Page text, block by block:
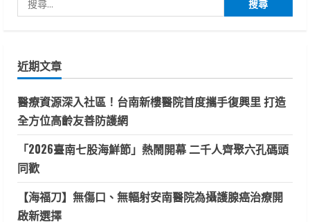
尋
字:
近期文章
醫療資源深入社區！台南新樓醫院首度攜手復興里 打造
全方位高齡友善防護網
「2026臺南七股海鮮節」熱鬧開幕 二千人齊聚六孔碼頭
同歡
【海福刀】無傷口、無輻射安南醫院為攝護腺癌治療開
啟新選擇